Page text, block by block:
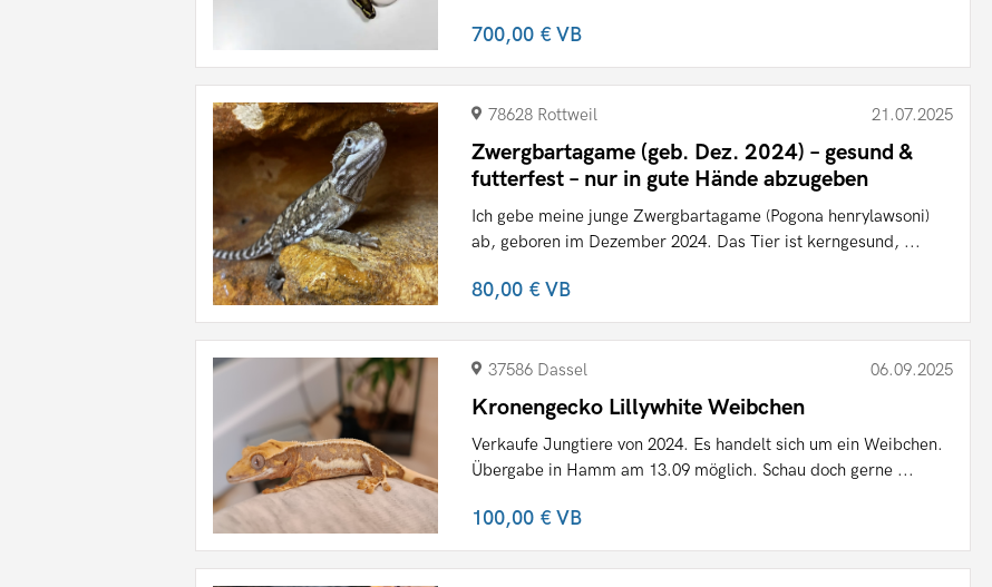
700,00 €VB
78628 Rottweil 21.07.2025
Zwergbartagame (geb. Dez. 2024) – gesund &
futterfest – nur in gute Hände abzugeben
Ich gebe meine junge Zwergbartagame (Pogona henrylawsoni)
ab, geboren im Dezember 2024. Das Tier ist kerngesund, ...
80,00 €VB
37586 Dassel 06.09.2025
Kronengecko Lillywhite Weibchen
Verkaufe Jungtiere von 2024. Es handelt sich um ein Weibchen.
Übergabe in Hamm am 13.09 möglich. Schau doch gerne ...
100,00 €VB